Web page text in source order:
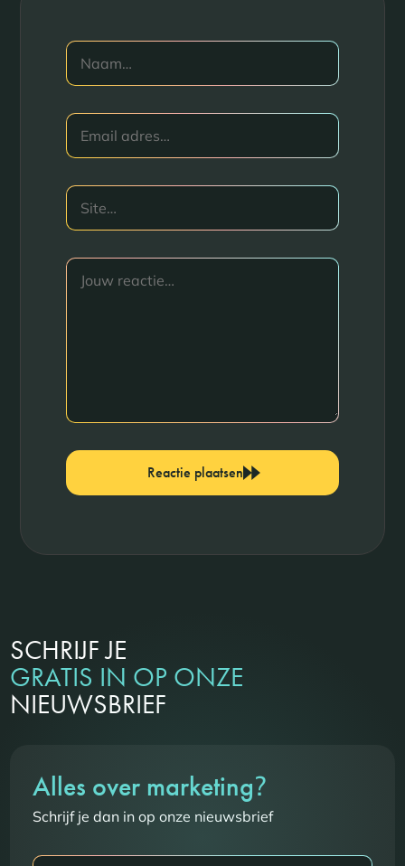
Reactie plaatsen
SCHRIJF JE
GRATIS IN OP ONZE
NIEUWSBRIEF
Alles over marketing?
Schrijf je dan in op onze nieuwsbrief